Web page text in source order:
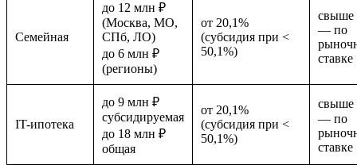
Семейная
до 12 млн ₽
(Москва, МО,
СПб, ЛО)
до 6 млн ₽
(регионы)
от 20,1%
(субсидия при <
50,1%)
свыше
— по
ставке
IT-ипотека
до 9 млн ₽
субсидируемая
до 18 млн ₽
общая
от 20,1%
(субсидия при <
50,1%)
свыше
— по
ставке